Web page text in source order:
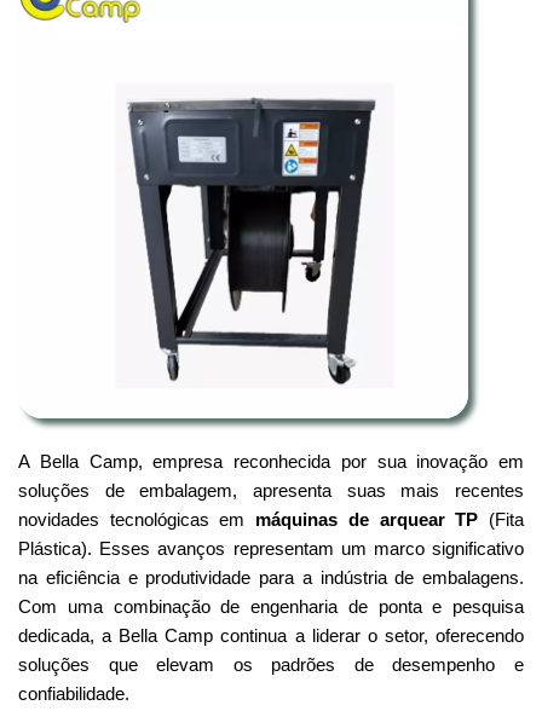
A Bella Camp, empresa reconhecida por sua inovação em
soluções de embalagem, apresenta suas mais recentes
novidades tecnológicas em máquinas de arquear TP (Fita
Plástica). Esses avanços representam um marco significativo
na eficiência e produtividade para a indústria de embalagens.
Com uma combinação de engenharia de ponta e pesquisa
dedicada, a Bella Camp continua a liderar o setor, oferecendo
soluções que elevam os padrões de desempenho e
confiabilidade.